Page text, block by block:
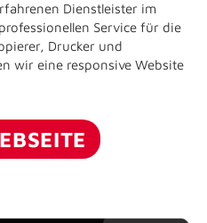
Dienstleister im
Service für die
Drucker und
wir eine responsive Website